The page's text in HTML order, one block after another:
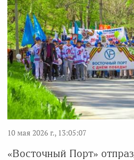
10 мая 2026 г., 13:05:07
«Восточный Порт»